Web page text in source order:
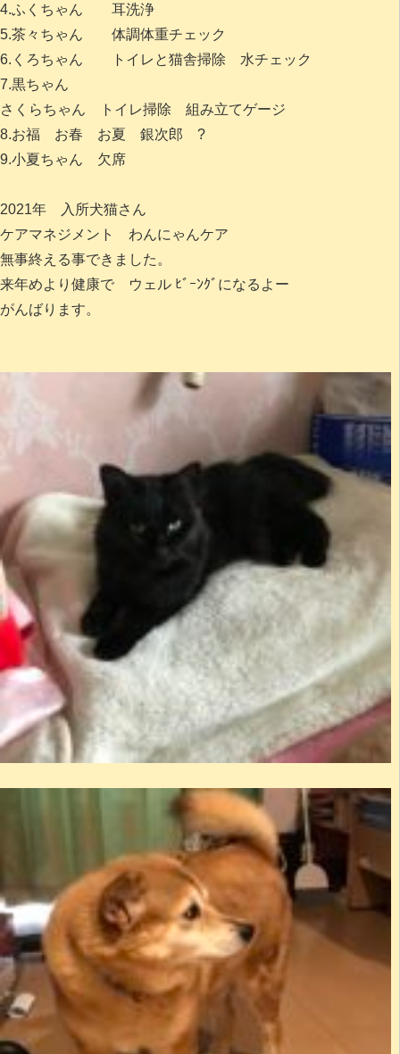
4.ふくちゃん 耳洗浄
5.茶々ちゃん 体調体重チェック
6.くろちゃん トイレと猫舎掃除 水チェック
7.黒ちゃん
さくらちゃん トイレ掃除 組み立てゲージ
8.お福 お春 お夏 銀次郎 ?
9.小夏ちゃん 欠席
2021年 入所犬猫さん
ケアマネジメント わんにゃんケア
無事終える事できました。
来年めより健康で ウェル ﾋﾞｰﾝｸﾞになるよー
がんばります。